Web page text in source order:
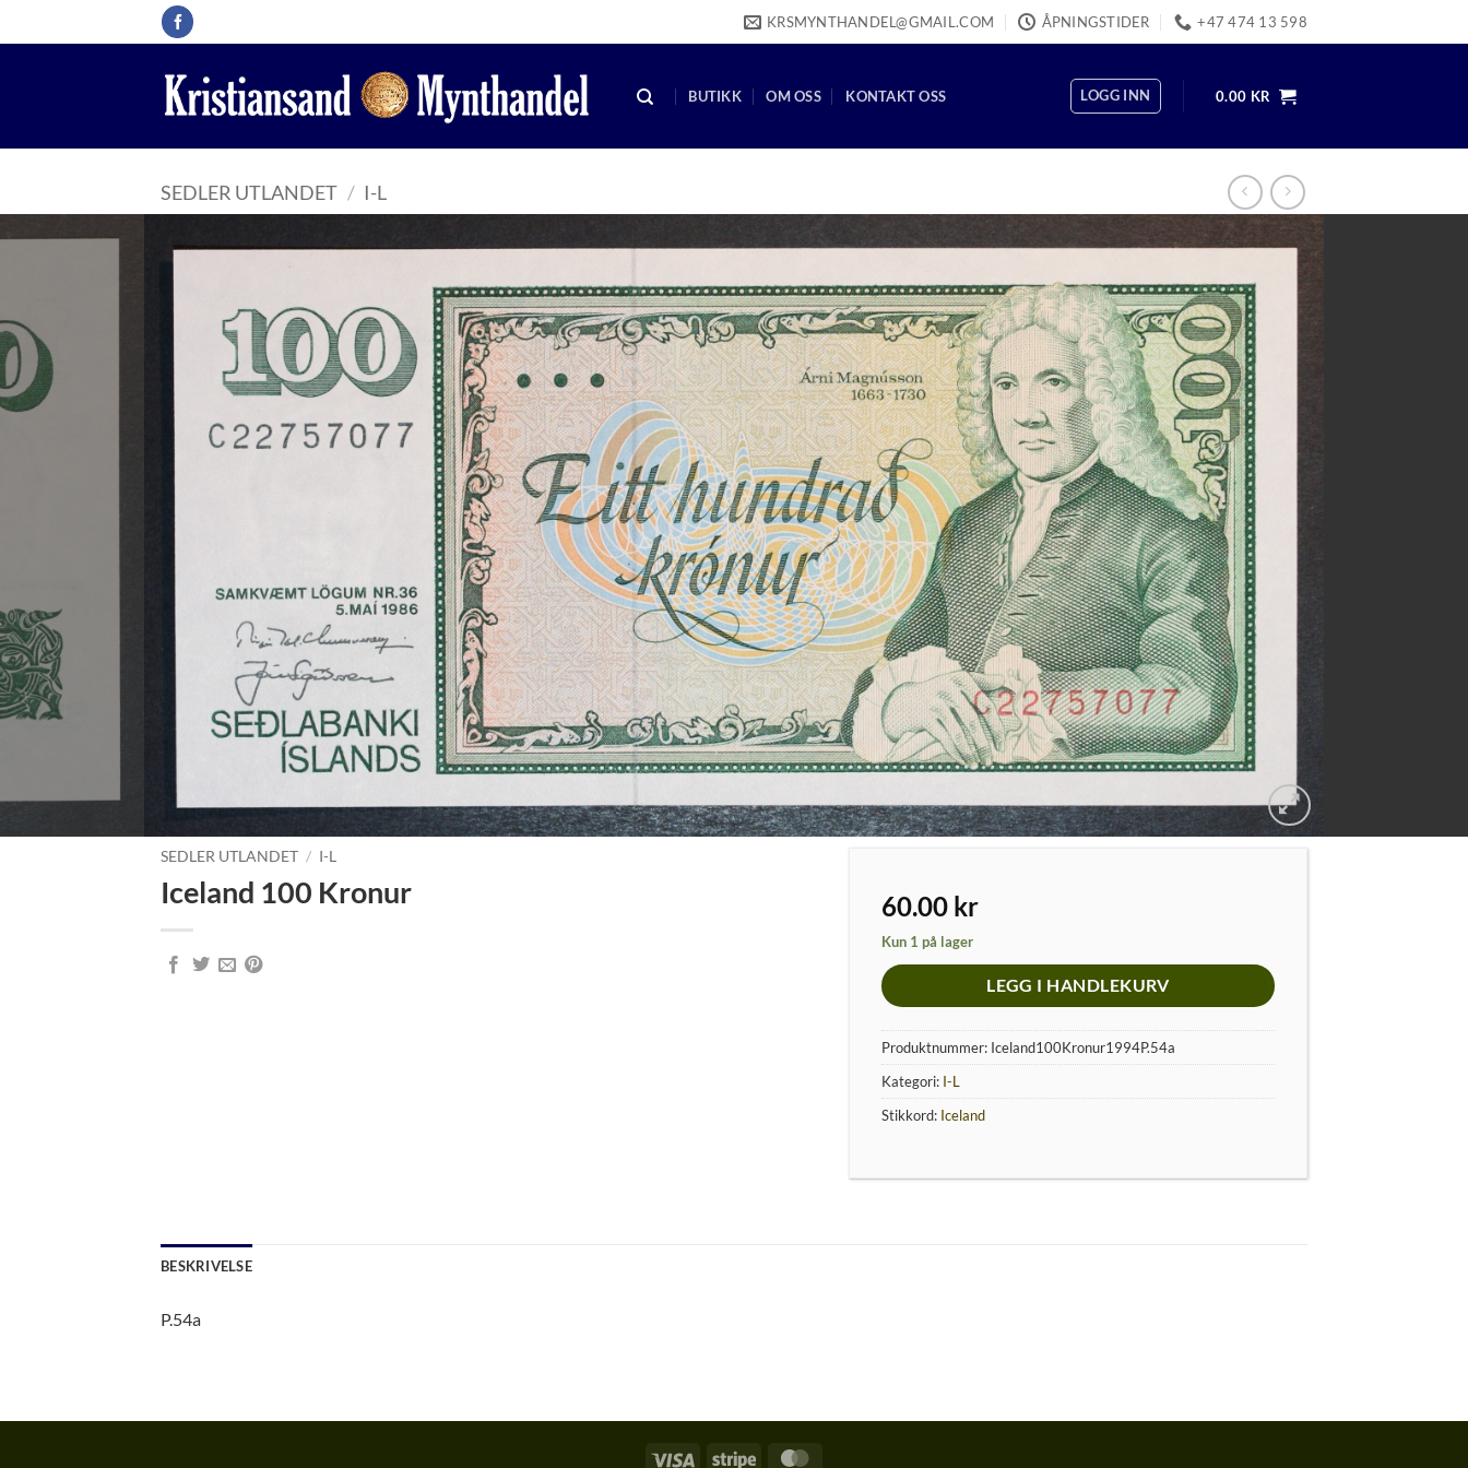
to
KRSMYNTHANDEL@GMAIL.COM ÅPNINGSTIDER +47 474 13 598
BUTIKK OM OSS KONTAKT OSS LOGG INN 0.00 KR
SEDLER UTLANDET / I-L
SEDLER UTLANDET / I-L
Iceland 100 Kronur 60.00 kr
Kun 1 på lager
LEGG I HANDLEKURV
Produktnummer: Iceland100Kronur1994P.54a
Kategori: I-L
Stikkord: Iceland
BESKRIVELSE
P.54a
Visa Stripe